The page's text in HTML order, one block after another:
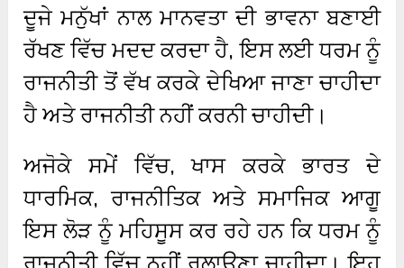
ਦੂਜੇ ਮਨੁੱਖਾਂ ਨਾਲ ਮਾਨਵਤਾ ਦੀ ਭਾਵਨਾ ਬਣਾਈ
ਰੱਖਣ ਵਿੱਚ ਮਦਦ ਕਰਦਾ ਹੈ, ਇਸ ਲਈ ਧਰਮ ਨੂੰ
ਰਾਜਨੀਤੀ ਤੋਂ ਵੱਖ ਕਰਕੇ ਦੇਖਿਆ ਜਾਣਾ ਚਾਹੀਦਾ
ਹੈ ਅਤੇ ਰਾਜਨੀਤੀ ਨਹੀਂ ਕਰਨੀ ਚਾਹੀਦੀ।
ਅਜੋਕੇ ਸਮੇਂ ਵਿੱਚ, ਖਾਸ ਕਰਕੇ ਭਾਰਤ ਦੇ
ਧਾਰਮਿਕ, ਰਾਜਨੀਤਿਕ ਅਤੇ ਸਮਾਜਿਕ ਆਗੂ
ਇਸ ਲੋੜ ਨੂੰ ਮਹਿਸੂਸ ਕਰ ਰਹੇ ਹਨ ਕਿ ਧਰਮ ਨੂੰ